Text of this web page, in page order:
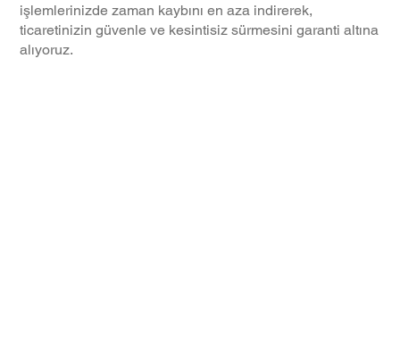
işlemlerinizde zaman kaybını en aza indirerek,
ticaretinizin güvenle ve kesintisiz sürmesini garanti altına
alıyoruz.